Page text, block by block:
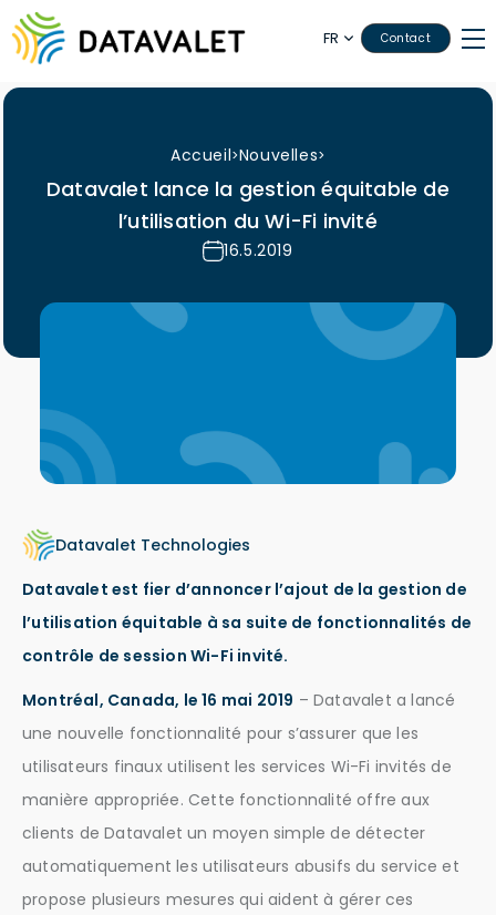
FR Contact
Accueil>Nouvelles>
Datavalet lance la gestion équitable de
l’utilisation du Wi-Fi invité
16.5.2019
Datavalet Technologies
Datavalet est fier d’annoncer l’ajout de la gestion de
l’utilisation équitable à sa suite de fonctionnalités de
contrôle de session Wi-Fi invité.
Montréal, Canada, le 16 mai 2019 – Datavalet a lancé
une nouvelle fonctionnalité pour s’assurer que les
utilisateurs finaux utilisent les services Wi-Fi invités de
manière appropriée. Cette fonctionnalité offre aux
clients de Datavalet un moyen simple de détecter
automatiquement les utilisateurs abusifs du service et
propose plusieurs mesures qui aident à gérer ces